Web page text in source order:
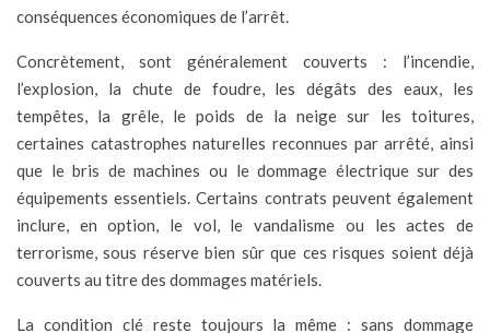
conséquences économiques de l’arrêt.
Concrètement, sont généralement couverts : l’incendie,
l’explosion, la chute de foudre, les dégâts des eaux, les
tempêtes, la grêle, le poids de la neige sur les toitures,
certaines catastrophes naturelles reconnues par arrêté, ainsi
que le bris de machines ou le dommage électrique sur des
équipements essentiels. Certains contrats peuvent également
inclure, en option, le vol, le vandalisme ou les actes de
terrorisme, sous réserve bien sûr que ces risques soient déjà
couverts au titre des dommages matériels.
La condition clé reste toujours la même : sans dommage